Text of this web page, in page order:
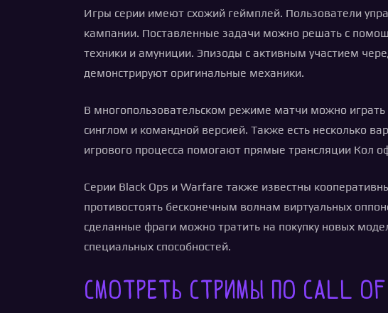
Игры серии имеют схожий геймплей. Пользователи
кампании. Поставленные задачи можно решать с
техники и амуниции. Эпизоды с активным участием
демонстрируют оригинальные механики.
В многопользовательском режиме матчи можно играть
синглом и командной версией. Также есть несколько
игрового процесса помогают прямые трансляции Кол
Серии Black Ops и Warfare также известны
противостоять бесконечным волнам виртуальных
сделанные фраги можно тратить на покупку новых
специальных способностей.
Смотреть стримы по Call